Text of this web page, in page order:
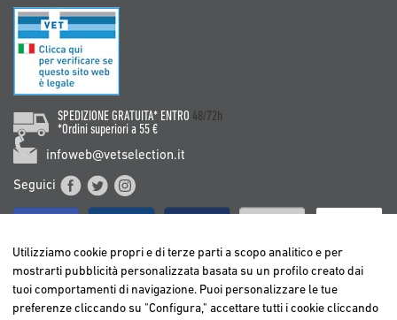
SPEDIZIONE GRATUITA* ENTRO 48/72h
*Ordini superiori a 55 €
infoweb@vetselection.it
Seguici
BELGIË / BELGIQUE
Utilizziamo cookie propri e di terze parti a scopo analitico e per
mostrarti pubblicità personalizzata basata su un profilo creato dai
tuoi comportamenti di navigazione. Puoi personalizzare le tue
preferenze cliccando su "Configura," accettare tutti i cookie cliccando